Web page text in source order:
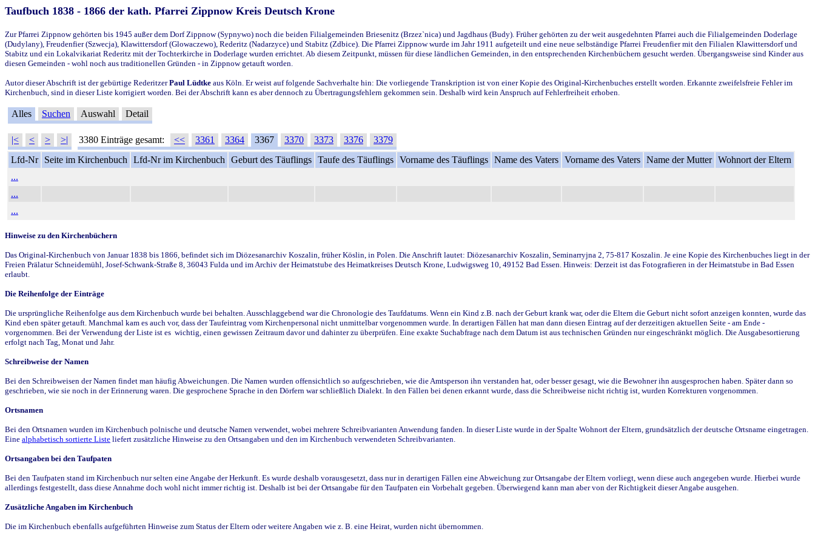
Taufbuch 1838 - 1866 der kath. Pfarrei Zippnow Kreis Deutsch Krone
Zur Pfarrei Zippnow gehörten bis 1945 außer dem Dorf Zippnow (Sypnywo) noch die beiden Filialgemeinden Briesenitz (Brzez`nica) und Jagdhaus (Budy). Früher gehörten zu der weit ausgedehnten Pfarrei auch die Filialgemeinden Doderlage
(Dudylany), Freudenfier (Szwecja), Klawittersdorf (Glowaczewo), Rederitz (Nadarzyce) und Stabitz (Zdbice). Die Pfarrei Zippnow wurde im Jahr 1911 aufgeteilt und eine neue selbständige Pfarrei Freudenfier mit den Filialen Klawittersdorf und
Stabitz und ein Lokalvikariat Rederitz mit der Tochterkirche in Doderlage wurden errichtet. Ab diesem Zeitpunkt, müssen für diese ländlichen Gemeinden, in den entsprechenden Kirchenbüchern gesucht werden. Übergangsweise sind Kinder aus
diesen Gemeinden - wohl noch aus traditionellen Gründen - in Zippnow getauft worden.
Autor dieser Abschrift ist der gebürtige RederitzerPaul Lüdtke aus Köln. Er weist auf folgende Sachverhalte hin: Die vorliegende Transkription ist von einer Kopie des Original-Kirchenbuches erstellt worden. Erkannte zweifelsfreie Fehler im
Kirchenbuch, sind in dieser Liste korrigiert worden. Bei der Abschrift kann es aber dennoch zu Übertragungsfehlern gekommen sein. Deshalb wird kein Anspruch auf Fehlerfreiheit erhoben.
Alles Suchen Auswahl Detail
|< < > >| 3380 Einträge gesamt: << 3361 3364 3367 3370 3373 3376
3379
Lfd-Nr
Seite im Kirchenbuch Lfd-Nr im Kirchenbuch Geburt des Täuflings Taufe des Täuflings Vorname des Täuflings Name des Vaters Vorname des Vaters Name der Mutter Wohnort der Eltern
...
...
...
Hinweise zu den Kirchenbüchern
Das Original-Kirchenbuch von Januar 1838 bis 1866, befindet sich im Diözesanarchiv Koszalin, früher Köslin, in Polen. Die Anschrift lautet: Diözesanarchiv Koszalin, Seminarryjna 2, 75-817 Koszalin. Je eine Kopie des Kirchenbuches liegt in der
Freien Prälatur Schneidemühl, Josef-Schwank-Straße 8, 36043 Fulda und im Archiv der Heimatstube des Heimatkreises Deutsch Krone, Ludwigsweg 10, 49152 Bad Essen. Hinweis: Derzeit ist das Fotografieren in der Heimatstube in Bad Essen
erlaubt.
Die Reihenfolge der Einträge
Die ursprüngliche Reihenfolge aus dem Kirchenbuch wurde bei behalten. Ausschlaggebend war die Chronologie des Taufdatums. Wenn ein Kind z.B. nach der Geburt krank war, oder die Eltern die Geburt nicht sofort anzeigen konnten, wurde das
Kind eben später getauft. Manchmal kam es auch vor, dass der Taufeintrag vom Kirchenpersonal nicht unmittelbar vorgenommen wurde. In derartigen Fällen hat man dann diesen Eintrag auf der derzeitigen aktuellen Seite - am Ende -
vorgenommen. Bei der Verwendung der Liste ist es wichtig, einen gewissen Zeitraum davor und dahinter zu überprüfen. Eine exakte Suchabfrage nach dem Datum ist aus technischen Gründen nur eingeschränkt möglich. Die Ausgabesortierung
erfolgt nach Tag, Monat und Jahr.
Schreibweise der Namen
Bei den Schreibweisen der Namen findet man häufig Abweichungen. Die Namen wurden offensichtlich so aufgeschrieben, wie die Amtsperson ihn verstanden hat, oder besser gesagt, wie die Bewohner ihn ausgesprochen haben. Später dann so
geschrieben, wie sie noch in der Erinnerung waren. Die gesprochene Sprache in den Dörfern war schließlich Dialekt. In den Fällen bei denen erkannt wurde, dass die Schreibweise nicht richtig ist, wurden Korrekturen vorgenommen.
Ortsnamen
Bei den Ortsnamen wurden im Kirchenbuch polnische und deutsche Namen verwendet, wobei mehrere Schreibvarianten Anwendung fanden. In dieser Liste wurde in der Spalte Wohnort der Eltern, grundsätzlich der deutsche Ortsname eingetragen.
Eine alphabetisch sortierte Liste liefert zusätzliche Hinweise zu den Ortsangaben und den im Kirchenbuch verwendeten Schreibvarianten.
Ortsangaben bei den Taufpaten
Bei den Taufpaten stand im Kirchenbuch nur selten eine Angabe der Herkunft. Es wurde deshalb vorausgesetzt, dass nur in derartigen Fällen eine Abweichung zur Ortsangabe der Eltern vorliegt, wenn diese auch angegeben wurde. Hierbei wurde
allerdings festgestellt, dass diese Annahme doch wohl nicht immer richtig ist. Deshalb ist bei der Ortsangabe für den Taufpaten ein Vorbehalt gegeben. Überwiegend kann man aber von der Richtigkeit dieser Angabe ausgehen.
Zusätzliche Angaben im Kirchenbuch
Die im Kirchenbuch ebenfalls aufgeführten Hinweise zum Status der Eltern oder weitere Angaben wie z. B. eine Heirat, wurden nicht übernommen.